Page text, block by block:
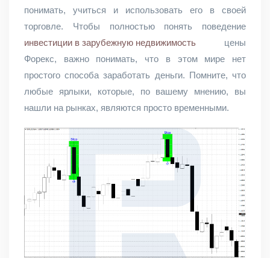
понимать, учиться и использовать его в своей
торговле. Чтобы полностью понять поведение
инвестиции в зарубежную недвижимость цены
Форекс, важно понимать, что в этом мире нет
простого способа заработать деньги. Помните, что
любые ярлыки, которые, по вашему мнению, вы
нашли на рынках, являются просто временными.